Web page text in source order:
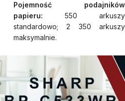
Pojemność podajników
papieru: 550 arkuszy
standardowo; 2 350 arkuszy
maksymalnie.